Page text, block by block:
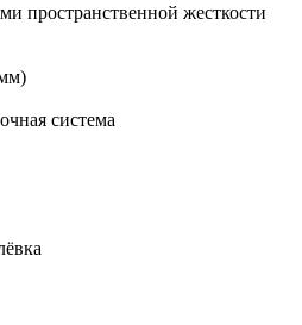
пространственной жесткости
система